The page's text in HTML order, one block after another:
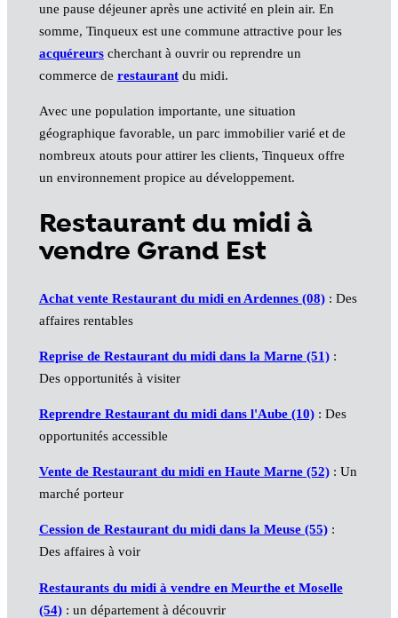
une pause déjeuner après une activité en plein air. En
somme, Tinqueux est une commune attractive pour les
acquéreurscherchant à ouvrir ou reprendre un
commerce de restaurantdu midi.
Avec une population importante, une situation
géographique favorable, un parc immobilier varié et de
nombreux atouts pour attirer les clients, Tinqueux offre
un environnement propice au développement.
Restaurant du midi à
vendre Grand Est
Achat vente Restaurant du midi en Ardennes (08): Des
affaires rentables
Reprise de Restaurant du midi dans la Marne (51):
Des opportunités à visiter
Reprendre Restaurant du midi dans l'Aube (10): Des
opportunités accessible
Vente de Restaurant du midi en Haute Marne (52): Un
marché porteur
Cession de Restaurant du midi dans la Meuse (55):
Des affaires à voir
Restaurants du midi à vendre en Meurthe et Moselle
(54): un département à découvrir